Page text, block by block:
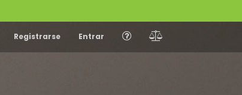
Registrarse Entrar